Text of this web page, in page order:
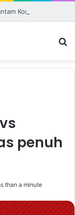
penuh
than a minute